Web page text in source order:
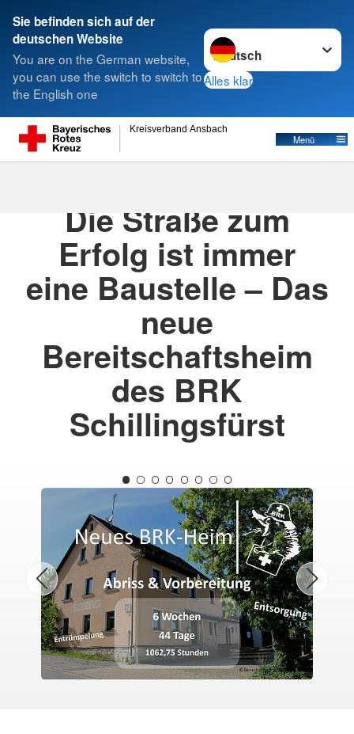
Sie befinden sich auf der
deutschen Website
You are on the German website,
you can use the switch to switch to
the English one
Sprache wechseln zu
Alles klar
Kreisverband Ansbach
Menü
Suche
Die Straße zum
Erfolg ist immer
eine Baustelle – Das
neue
Bereitschaftsheim
des BRK
Schillingsfürst